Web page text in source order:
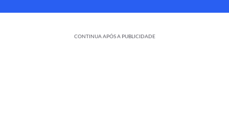
CONTINUA APÓS A PUBLICIDADE